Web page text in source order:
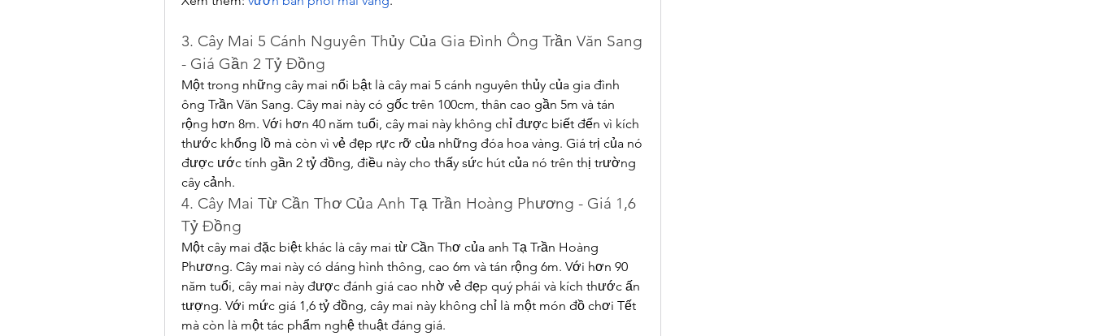
3. Cây Mai 5 Cánh Nguyên Thủy Của Gia Đình Ông Trần Văn Sang
- Giá Gần 2 Tỷ Đồng
Một trong những cây mai nổi bật là cây mai 5 cánh nguyên thủy của gia đình
ông Trần Văn Sang. Cây mai này có gốc trên 100cm, thân cao gần 5m và tán
rộng hơn 8m. Với hơn 40 năm tuổi, cây mai này không chỉ được biết đến vì kích
thước khổng lồ mà còn vì vẻ đẹp rực rỡ của những đóa hoa vàng. Giá trị của nó
được ước tính gần 2 tỷ đồng, điều này cho thấy sức hút của nó trên thị trường
cây cảnh.
4. Cây Mai Từ Cần Thơ Của Anh Tạ Trần Hoàng Phương - Giá 1,6
Tỷ Đồng
Một cây mai đặc biệt khác là cây mai từ Cần Thơ của anh Tạ Trần Hoàng
Phương. Cây mai này có dáng hình thông, cao 6m và tán rộng 6m. Với hơn 90
năm tuổi, cây mai này được đánh giá cao nhờ vẻ đẹp quý phái và kích thước ấn
tượng. Với mức giá 1,6 tỷ đồng, cây mai này không chỉ là một món đồ chơi Tết
mà còn là một tác phẩm nghệ thuật đáng giá.